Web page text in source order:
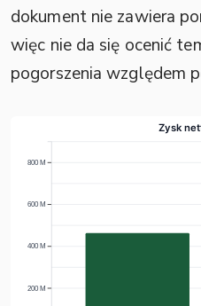
dokument nie zawiera
więc nie da się ocenić
pogorszenia względem